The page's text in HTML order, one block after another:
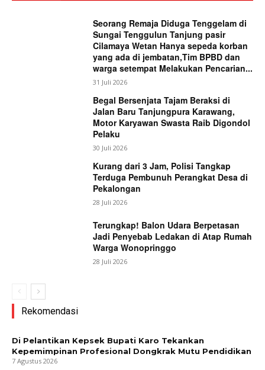
Seorang Remaja Diduga Tenggelam di
Sungai Tenggulun Tanjung pasir
Cilamaya Wetan Hanya sepeda korban
yang ada di jembatan,Tim BPBD dan
warga setempat Melakukan Pencarian...
31 Juli 2026
Begal Bersenjata Tajam Beraksi di
Jalan Baru Tanjungpura Karawang,
Motor Karyawan Swasta Raib Digondol
Pelaku
30 Juli 2026
Kurang dari 3 Jam, Polisi Tangkap
Terduga Pembunuh Perangkat Desa di
Pekalongan
28 Juli 2026
Terungkap! Balon Udara Berpetasan
Jadi Penyebab Ledakan di Atap Rumah
Warga Wonopringgo
28 Juli 2026
Rekomendasi
Di Pelantikan Kepsek Bupati Karo Tekankan
Kepemimpinan Profesional Dongkrak Mutu Pendidikan
7 Agustus 2026